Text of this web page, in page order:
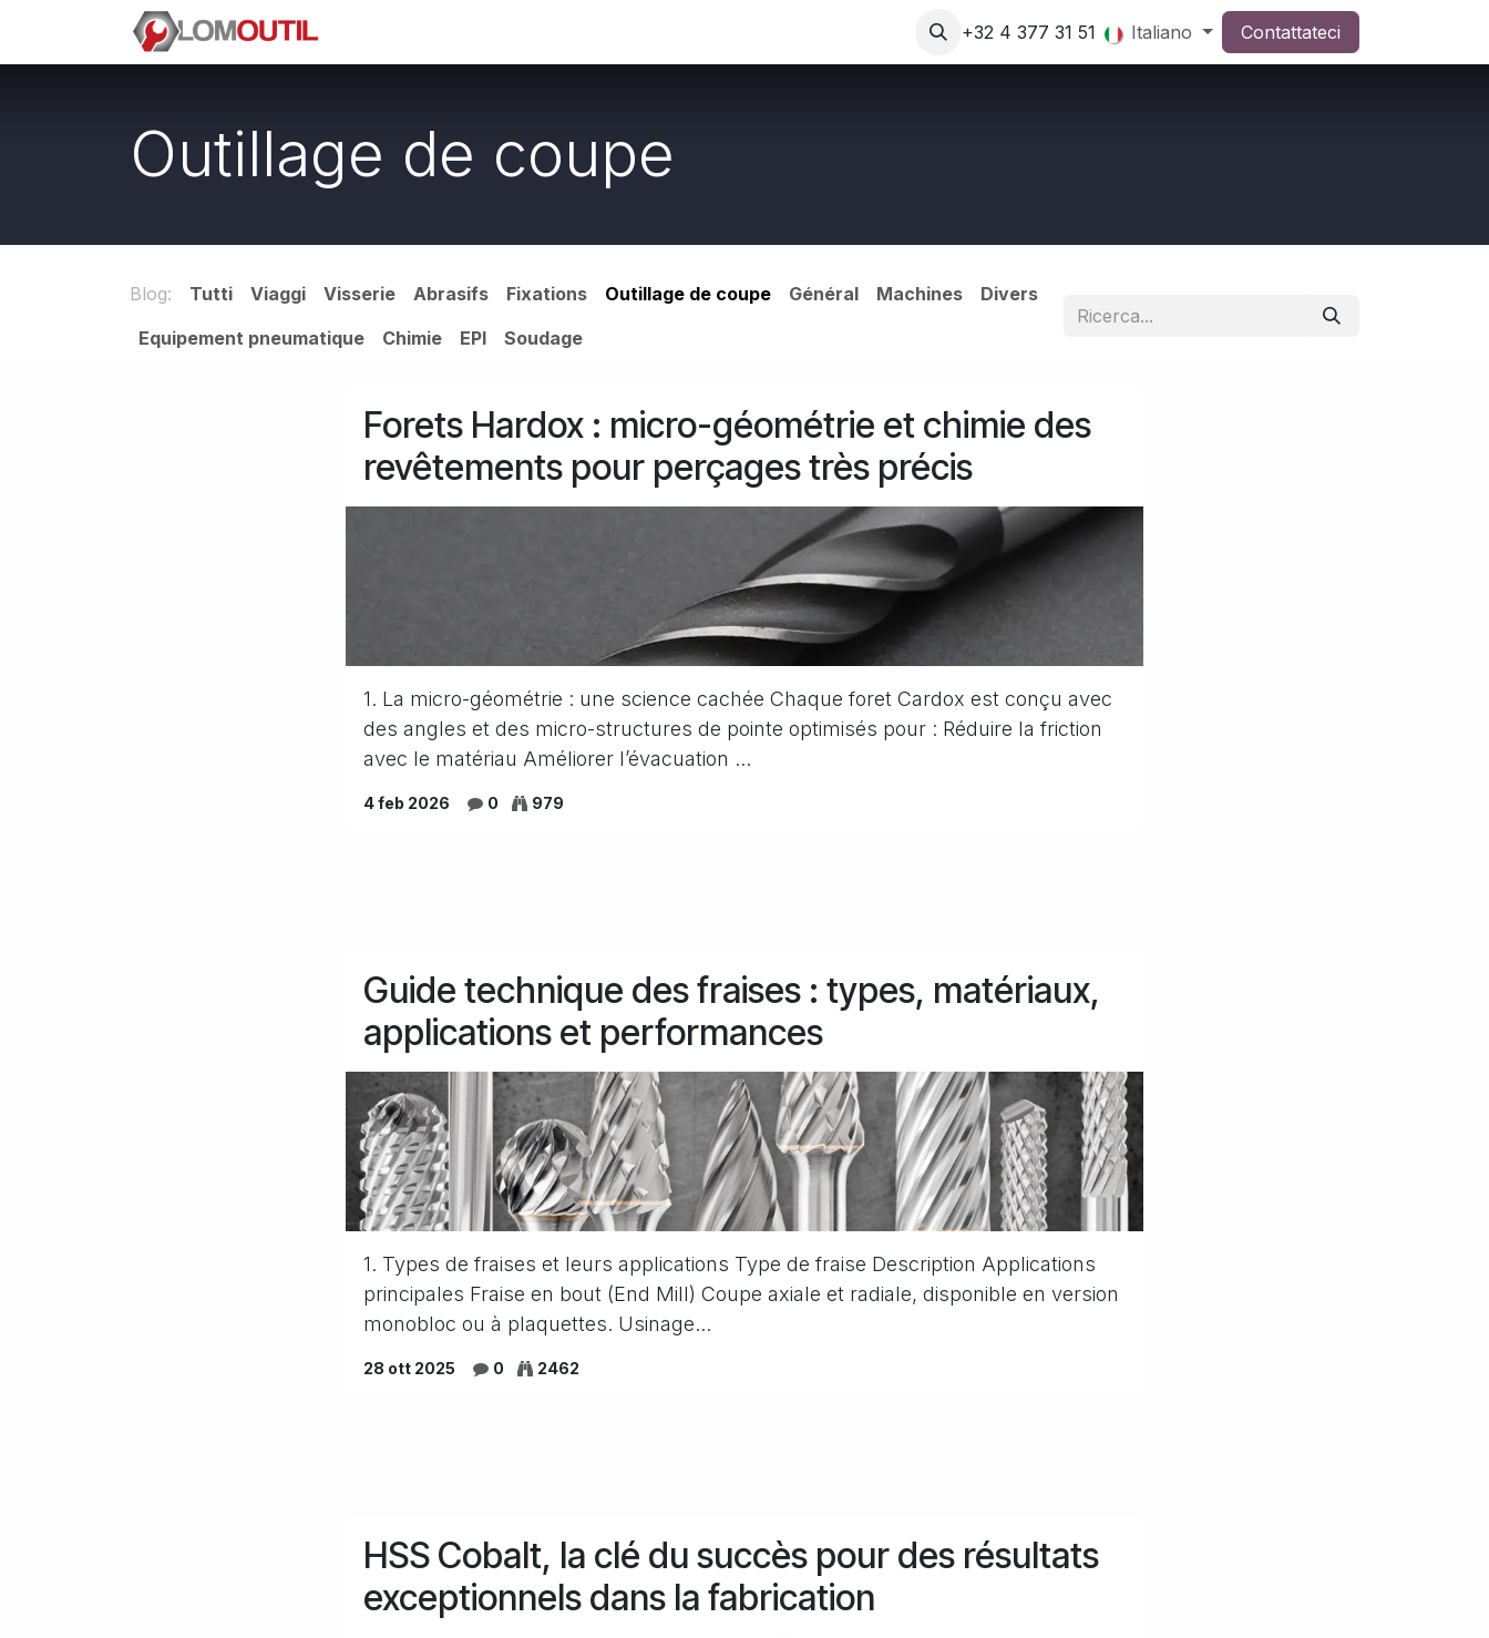
Passa al contenuto
+32 4 377 31 51 Italiano Contattateci
Outillage de coupe
Blog: Tutti Viaggi Visserie Abrasifs Fixations Outillage de coupe Général Machines
Divers
Equipement pneumatique
Chimie EPI Soudage
Forets Hardox : micro-géométrie et chimie des
revêtements pour perçages très précis
1. La micro-géométrie : une science cachée Chaque foret Cardox est conçu avec
des angles et des micro-structures de pointe optimisés pour : Réduire la friction
avec le matériau Améliorer l’évacuation ...
4 feb 2026 0 979
Guide technique des fraises : types, matériaux,
applications et performances
1. Types de fraises et leurs applications Type de fraise Description Applications
principales Fraise en bout (End Mill) Coupe axiale et radiale, disponible en version
monobloc ou à plaquettes. Usinage...
28 ott 2025 0 2462
HSS Cobalt, la clé du succès pour des résultats
exceptionnels dans la fabrication